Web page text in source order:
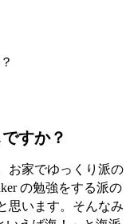
すか？
お家でゆっくり派の
の勉強をする派の
思います。そんなみ